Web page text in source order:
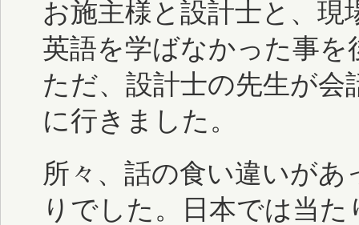
お施主様と設計士と、
英語を学ばなかった事を
ただ、設計士の先生が
に行きました。
所々、話の食い違いが
りでした。日本では当